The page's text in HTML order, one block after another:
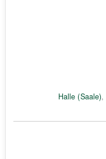
Halle (Saale),